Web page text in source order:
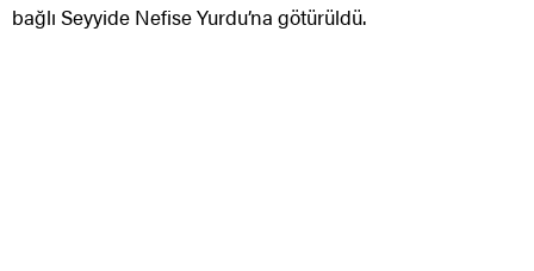
bağlı Seyyide Nefise Yurdu’na götürüldü.